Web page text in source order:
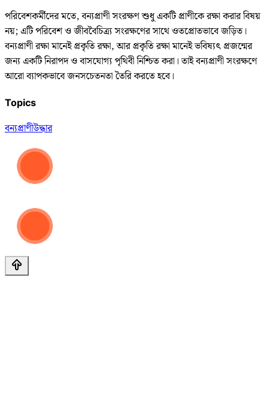
পরিবেশকর্মীদের মতে, বন্যপ্রাণী সংরক্ষণ শুধু একটি প্রাণীকে রক্ষা করার বিষয়
নয়; এটি পরিবেশ ও জীববৈচিত্র্য সংরক্ষণের সাথে ওতপ্রোতভাবে জড়িত।
বন্যপ্রাণী রক্ষা মানেই প্রকৃতি রক্ষা, আর প্রকৃতি রক্ষা মানেই ভবিষ্যৎ প্রজন্মের
জন্য একটি নিরাপদ ও বাসযোগ্য পৃথিবী নিশ্চিত করা। তাই বন্যপ্রাণী সংরক্ষণে
আরো ব্যাপকভাবে জনসচেতনতা তৈরি করতে হবে।
Topics
বন্যপ্রাণীউদ্ধার